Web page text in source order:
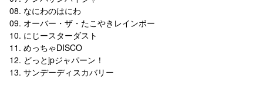
08. なにわのはにわ
09. オーバー・ザ・たこやきレインボー
10. にじースターダスト
11. めっちゃDISCO
12. どっとjpジャパーン！
13. サンデーディスカバリー